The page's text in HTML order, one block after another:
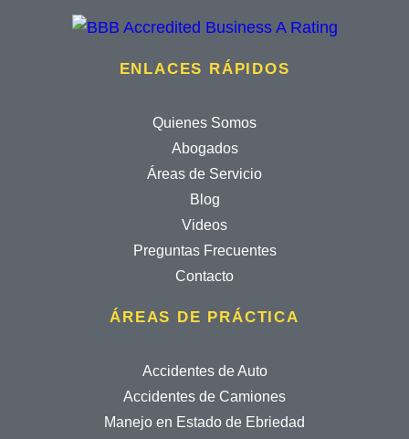
ENLACES RÁPIDOS
Quienes Somos
Abogados
Áreas de Servicio
Blog
Videos
Preguntas Frecuentes
Contacto
ÁREAS DE PRÁCTICA
Accidentes de Auto
Accidentes de Camiones
Manejo en Estado de Ebriedad